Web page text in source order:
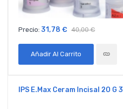
Precio: 31,78 € 40,00 €
Añadir Al Carrito
IPS E.max Ceram Incisal 20 G 3